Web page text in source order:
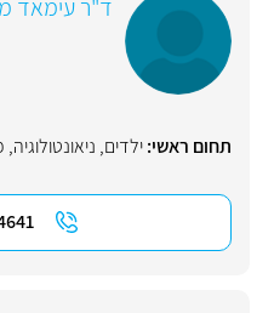
ד"ר עימאד
תחום ראשי:ילדים, ניאונטולוגיה,